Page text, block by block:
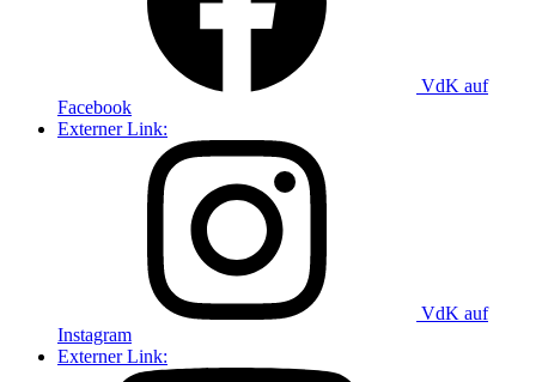
VdK auf
Facebook
Externer Link:
VdK auf
Instagram
Externer Link: